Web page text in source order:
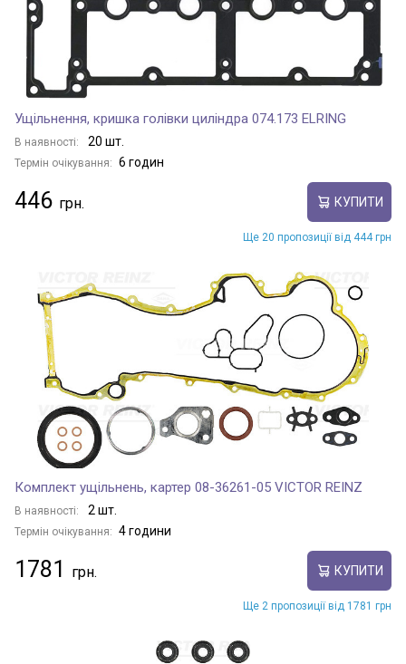
Ущільнення, кришка голівки циліндра 074.173 ELRING
В наявності: 20 шт.
Термін очікування: 6 годин
446 КУПИТИ
Ще 20 пропозиції від 444 грн
Комплект ущільнень, картер 08-36261-05 VICTOR REINZ
В наявності: 2 шт.
Термін очікування: 4 години
1781 КУПИТИ
Ще 2 пропозиції від 1781 грн